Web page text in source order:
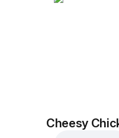
Cheesy